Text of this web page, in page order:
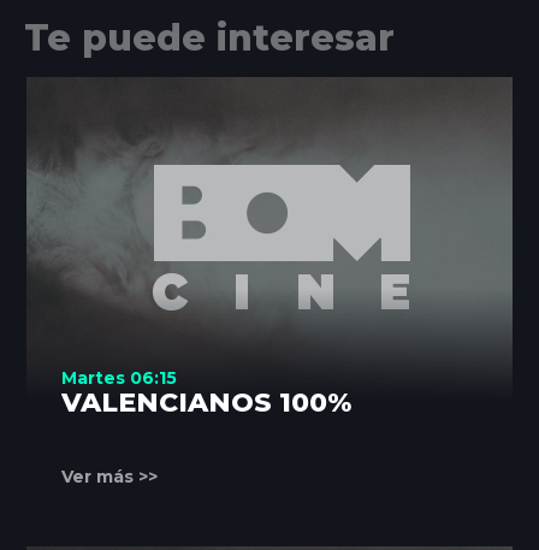
Te puede interesar
Martes 06:15
VALENCIANOS 100%
Ver más >>